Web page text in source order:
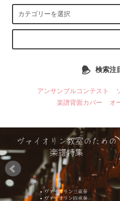
検索注
アンサンブルコンテスト
楽譜背面カバー
オ